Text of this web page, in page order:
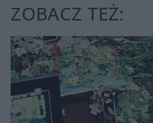
ZOBACZ TEŻ: